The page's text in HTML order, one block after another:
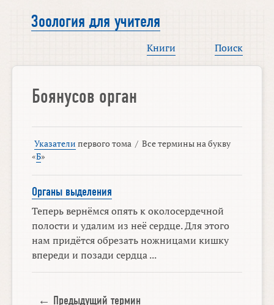
Зоология для учителя
Книги Поиск
Боянусов орган
Указатели первого тома / Все термины на букву
«Б»
Органы выделения
Теперь вернёмся опять к околосердечной
полости и удалим из неё сердце. Для этого
нам придётся обрезать ножницами кишку
впереди и позади сердца ...
← Предыдущий термин